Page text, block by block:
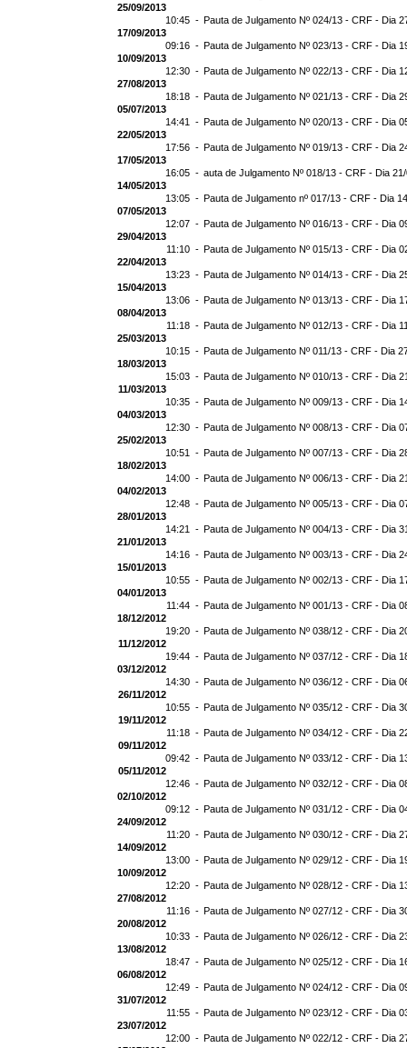
25/09/2013
10:45 - Pauta de Julgamento Nº 024/13 - CRF - Dia
17/09/2013
09:16 - Pauta de Julgamento Nº 023/13 - CRF - Dia
10/09/2013
12:30 - Pauta de Julgamento Nº 022/13 - CRF - Dia
27/08/2013
18:18 - Pauta de Julgamento Nº 021/13 - CRF - Dia
05/07/2013
14:41 - Pauta de Julgamento Nº 020/13 - CRF - Dia
22/05/2013
17:56 - Pauta de Julgamento Nº 019/13 - CRF - Dia
17/05/2013
16:05 - auta de Julgamento Nº 018/13 - CRF - Dia
14/05/2013
13:05 - Pauta de Julgamento nº 017/13 - CRF - Dia
07/05/2013
12:07 - Pauta de Julgamento Nº 016/13 - CRF - Dia
29/04/2013
11:10 - Pauta de Julgamento Nº 015/13 - CRF - Dia
22/04/2013
13:23 - Pauta de Julgamento Nº 014/13 - CRF - Dia
15/04/2013
13:06 - Pauta de Julgamento Nº 013/13 - CRF - Dia
08/04/2013
11:18 - Pauta de Julgamento Nº 012/13 - CRF - Dia
25/03/2013
10:15 - Pauta de Julgamento Nº 011/13 - CRF - Dia
18/03/2013
15:03 - Pauta de Julgamento Nº 010/13 - CRF - Dia
11/03/2013
10:35 - Pauta de Julgamento Nº 009/13 - CRF - Dia
04/03/2013
12:30 - Pauta de Julgamento Nº 008/13 - CRF - Dia
25/02/2013
10:51 - Pauta de Julgamento Nº 007/13 - CRF - Dia
18/02/2013
14:00 - Pauta de Julgamento Nº 006/13 - CRF - Dia
04/02/2013
12:48 - Pauta de Julgamento Nº 005/13 - CRF - Dia
28/01/2013
14:21 - Pauta de Julgamento Nº 004/13 - CRF - Dia
21/01/2013
14:16 - Pauta de Julgamento Nº 003/13 - CRF - Dia
15/01/2013
10:55 - Pauta de Julgamento Nº 002/13 - CRF - Dia
04/01/2013
11:44 - Pauta de Julgamento Nº 001/13 - CRF - Dia
18/12/2012
19:20 - Pauta de Julgamento Nº 038/12 - CRF - Dia
11/12/2012
19:44 - Pauta de Julgamento Nº 037/12 - CRF - Dia
03/12/2012
14:30 - Pauta de Julgamento Nº 036/12 - CRF - Dia
26/11/2012
10:55 - Pauta de Julgamento Nº 035/12 - CRF - Dia
19/11/2012
11:18 - Pauta de Julgamento Nº 034/12 - CRF - Dia
09/11/2012
09:42 - Pauta de Julgamento Nº 033/12 - CRF - Dia
05/11/2012
12:46 - Pauta de Julgamento Nº 032/12 - CRF - Dia
02/10/2012
09:12 - Pauta de Julgamento Nº 031/12 - CRF - Dia
24/09/2012
11:20 - Pauta de Julgamento Nº 030/12 - CRF - Dia
14/09/2012
13:00 - Pauta de Julgamento Nº 029/12 - CRF - Dia
10/09/2012
12:20 - Pauta de Julgamento Nº 028/12 - CRF - Dia
27/08/2012
11:16 - Pauta de Julgamento Nº 027/12 - CRF - Dia
20/08/2012
10:33 - Pauta de Julgamento Nº 026/12 - CRF - Dia
13/08/2012
18:47 - Pauta de Julgamento Nº 025/12 - CRF - Dia
06/08/2012
12:49 - Pauta de Julgamento Nº 024/12 - CRF - Dia
31/07/2012
11:55 - Pauta de Julgamento Nº 023/12 - CRF - Dia
23/07/2012
12:00 - Pauta de Julgamento Nº 022/12 - CRF - Dia